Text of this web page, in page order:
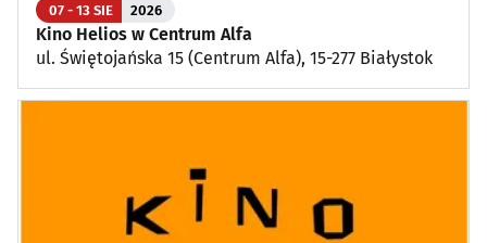
07 - 13 SIE 2026
Kino Helios w Centrum Alfa
ul. Świętojańska 15 (Centrum Alfa), 15-277 Białystok